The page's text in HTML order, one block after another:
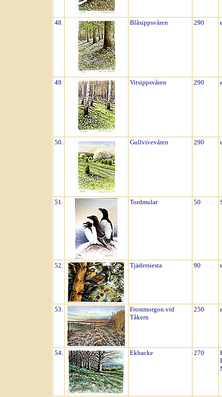
48. Blåsippsvåren 290
49. Vitsippsvåren 290
50. Gullvivevåren 290
51. Tordmular 50
52. Tjädersiesta 90
53.
Frostmorgon vid
Tåkern
250
54. Ekbacke 270